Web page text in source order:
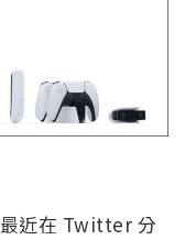
最近在 Twitter 分